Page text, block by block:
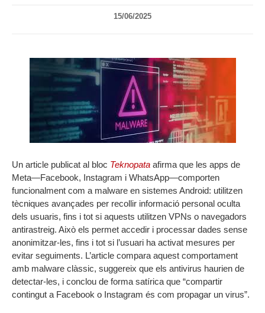
15/06/2025
Un article publicat al bloc Teknopata afirma que les apps de
Meta—Facebook, Instagram i WhatsApp—comporten
funcionalment com a malware en sistemes Android: utilitzen
tècniques avançades per recollir informació personal oculta
dels usuaris, fins i tot si aquests utilitzen VPNs o navegadors
antirastreig. Això els permet accedir i processar dades sense
anonimitzar-les, fins i tot si l’usuari ha activat mesures per
evitar seguiments. L’article compara aquest comportament
amb malware clàssic, suggereix que els antivirus haurien de
detectar-les, i conclou de forma satírica que “compartir
contingut a Facebook o Instagram és com propagar un virus”.